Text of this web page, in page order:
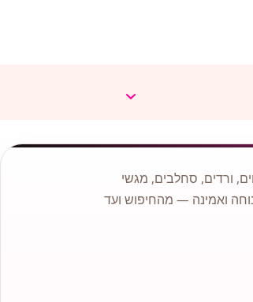
ורדים, סחלבים, מגשי
ואמינה — מהחיפוש ועד